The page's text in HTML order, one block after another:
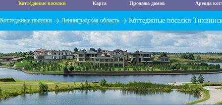
Коттеджные поселки Карта Продажа домов Аренда
Коттеджные поселки Ленинградская область Коттеджные поселки